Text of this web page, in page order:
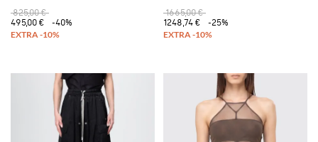
825,00 €
495,00 €
-40%
1665,00 €
1248,74 €
-25%